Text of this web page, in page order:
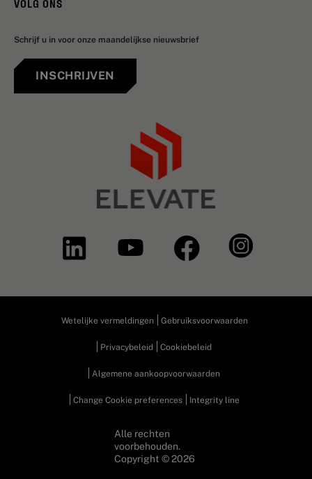
VOLG ONS
Schrijf u in voor onze maandelijkse nieuwsbrief
INSCHRIJVEN
Wetelijke vermeldingen Gebruiksvoorwaarden
Privacybeleid Cookiebeleid
Algemene aankoopvoorwaarden
Change Cookie preferences Integrity line
Alle rechten
voorbehouden.
Copyright © 2026